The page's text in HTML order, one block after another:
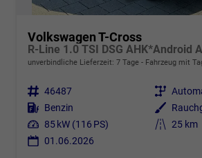
Volkswagen T-Cross
unverbindliche Lieferzeit: 7 Tage Fahrzeug mit
Fahrzeugnr. 46487 Getriebe
Kraftstoff Benzin Außenfarbe
Leistung 85 kW (116 PS) Kilometerstand 25 km
01.06.2026